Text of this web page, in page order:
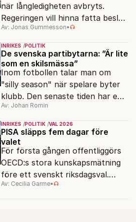
när långledigheten avbryts.
Regeringen vill hinna fatta beslut
före valet – men oppositionen
ser sin chans att pressa
Tidösidan.
Av: Jonas Gummesson•
INRIKES POLITIK
De svenska partibytarna: ”Är lite
som en skilsmässa”
Inom fotbollen talar man om
"silly season" när spelare byter
klubb. Den senaste tiden har en
rad svenska politiker bytt parti –
men varför, och vad skiljer
partiernas interna kulturer åt?
Av: Johan Romin
INRIKES POLITIK VAL 2026
PISA släpps fem dagar före
valet
För första gången offentliggörs
OECD:s stora kunskapsmätning
före ett svenskt riksdagsval.
Resultatet kan ge skolfrågan ny
Av: Cecilia Garme•